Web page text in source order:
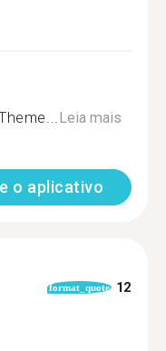
Leia mais
o aplicativo
format_quote 12